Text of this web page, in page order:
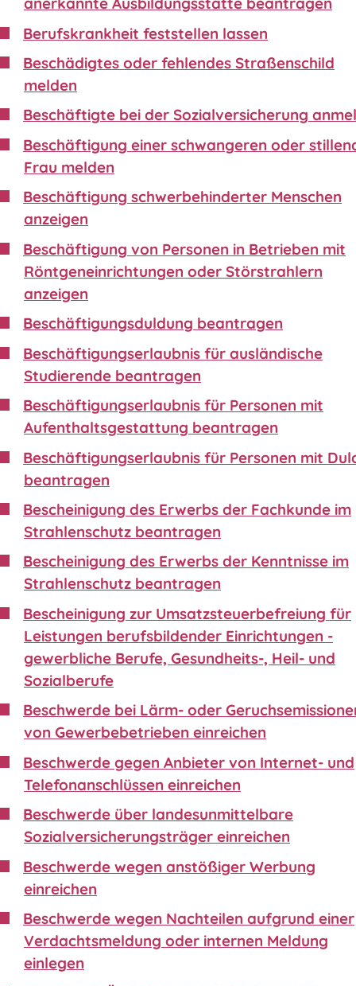
Berufskrankheit feststellen lassen
Beschädigtes oder fehlendes Straßenschild
melden
Beschäftigte bei der Sozialversicherung
Beschäftigung einer schwangeren oder
Frau melden
Beschäftigung schwerbehinderter Menschen
anzeigen
Beschäftigung von Personen in Betrieben mit
Röntgeneinrichtungen oder Störstrahlern
anzeigen
Beschäftigungsduldung beantragen
Beschäftigungserlaubnis für ausländische
Studierende beantragen
Beschäftigungserlaubnis für Personen mit
Aufenthaltsgestattung beantragen
Beschäftigungserlaubnis für Personen mit
beantragen
Bescheinigung des Erwerbs der Fachkunde im
Strahlenschutz beantragen
Bescheinigung des Erwerbs der Kenntnisse im
Strahlenschutz beantragen
Bescheinigung zur Umsatzsteuerbefreiung für
Leistungen berufsbildender Einrichtungen -
gewerbliche Berufe, Gesundheits-, Heil- und
Sozialberufe
Beschwerde bei Lärm- oder
von Gewerbebetrieben einreichen
Beschwerde gegen Anbieter von Internet- und
Telefonanschlüssen einreichen
Beschwerde über landesunmittelbare
Sozialversicherungsträger einreichen
Beschwerde wegen anstößiger Werbung
einreichen
Beschwerde wegen Nachteilen aufgrund einer
Verdachtsmeldung oder internen Meldung
einlegen